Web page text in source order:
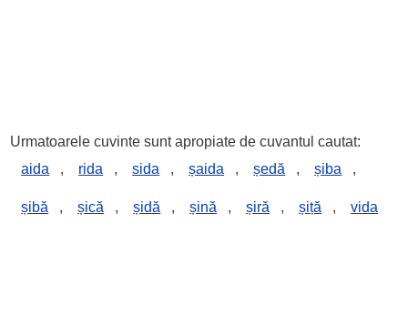
Urmatoarele cuvinte sunt apropiate de cuvantul cautat:
aida
, rida , sida , șaida , ședă , șiba ,
șibă , șică , șidă , șină , șiră , șiță , vida